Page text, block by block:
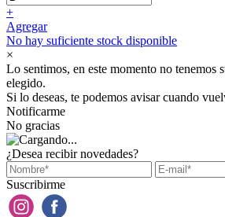
+
Agregar
No hay suficiente stock disponible
×
Lo sentimos, en este momento no tenemos
elegido.
Si lo deseas, te podemos avisar cuando
Notificarme
No gracias
¿Desea recibir novedades?
Suscribirme